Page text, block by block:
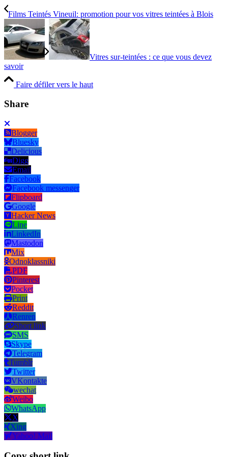
Films Teintés Vineuil: promotion pour vos vitres teintées à Blois
Vitres sur-teintées : ce que vous devez
savoir
Faire défiler vers le haut
Share
Blogger
Bluesky
Delicious
Digg
Email
Facebook
Facebook messenger
Flipboard
Google
Hacker News
Line
LinkedIn
Mastodon
Mix
Odnoklassniki
PDF
Pinterest
Pocket
Print
Reddit
Renren
Short link
SMS
Skype
Telegram
Tumblr
Twitter
VKontakte
wechat
Weibo
WhatsApp
X
Xing
Yahoo! Mail